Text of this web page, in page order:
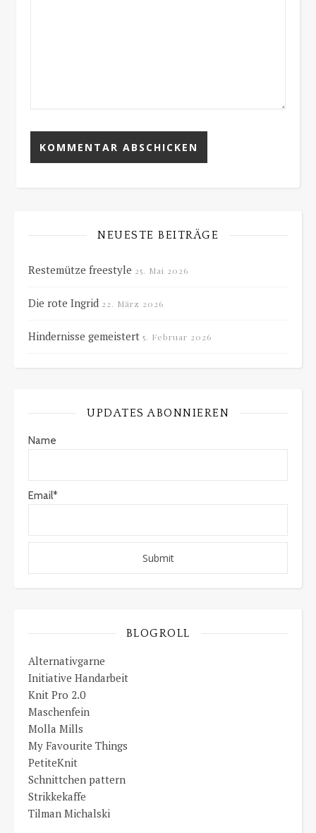
NEUESTE BEITRÄGE
Restemütze freestyle 25. Mai 2026
Die rote Ingrid 22. März 2026
Hindernisse gemeistert 5. Februar 2026
UPDATES ABONNIEREN
Name
Email*
BLOGROLL
Alternativgarne
Initiative Handarbeit
Knit Pro 2.0
Maschenfein
Molla Mills
My Favourite Things
PetiteKnit
Schnittchen pattern
Strikkekaffe
Tilman Michalski